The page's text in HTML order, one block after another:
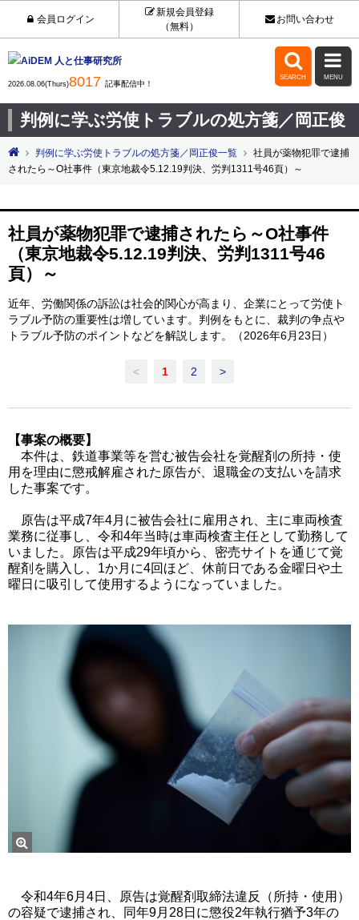
会員ログイン
新規会員登録
（無料）
お問い合わせ
2026.08.06(Thurs)8017 記事配信中！

SEARCH

MENU
判例に学ぶ労使トラブルの処方箋／岡正俊
判例に学ぶ労使トラブルの処方箋／岡正俊一覧
社員が薬物犯罪で逮捕
されたら～O社事件（東京地裁令5.12.19判決、労判1311号46頁）～
社員が薬物犯罪で逮捕されたら～O社事件
（東京地裁令5.12.19判決、労判1311号46
頁）～
近年、労働関係の訴訟は社会的関心が高まり、企業にとって労使ト
ラブル予防の重要性は増しています。判例をもとに、裁判の争点や
トラブル予防のポイントなどを解説します。（2026年6月23日）
< 1 2 >
【事案の概要】
本件は、鉄道事業等を営む被告会社を覚醒剤の所持・使
用を理由に懲戒解雇された原告が、退職金の支払いを請求
した事案です。
原告は平成7年4月に被告会社に雇用され、主に車両検査
業務に従事し、令和4年当時は車両検査主任として勤務して
いました。原告は平成29年頃から、密売サイトを通じて覚
醒剤を購入し、1か月に4回ほど、休前日である金曜日や土
曜日に吸引して使用するようになっていました。
令和4年6月4日、原告は覚醒剤取締法違反（所持・使用）
の容疑で逮捕され、同年9月28日に懲役2年執行猶予3年の